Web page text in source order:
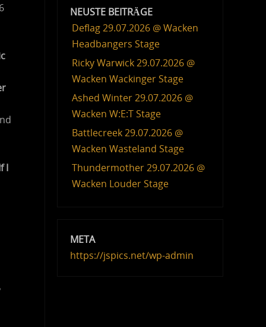
I
NEUSTE BEITRÄGE
Deflag 29.07.2026 @ Wacken
Headbangers Stage
Ricky Warwick 29.07.2026 @
Wacken Wackinger Stage
Ashed Winter 29.07.2026 @
Wacken W:E:T Stage
Battlecreek 29.07.2026 @
Wacken Wasteland Stage
Thundermother 29.07.2026 @
Wacken Louder Stage
META
https://jspics.net/wp-admin